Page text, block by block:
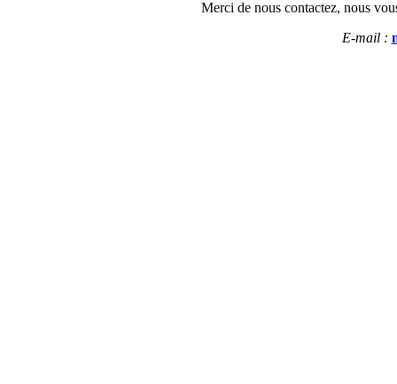
Merci de nous contactez, nous
E-mail :